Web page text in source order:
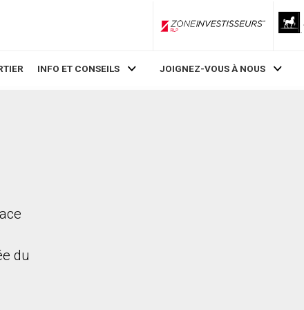
ZoneInvestisseurs RLP
INFO ET CONSEILS JOIGNEZ-VOUS À NOUS
du